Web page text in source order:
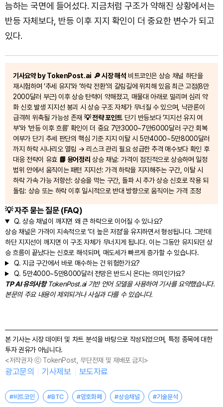
늠하는 국면에 들어섰다. 지금처럼 구조가 약해진 상황에서는
반등 자체보다, 반등 이후 지지 확인이 더 중요한 변수가 되고
있다.
기사요약 by TokenPost.ai 🔎 시장 해석 비트코인은 상승 채널 하단을
재시험하며 ‘추세 유지’와 ‘하락 전환’의 갈림길에 위치해 있음 최근 고점(8만
2000달러 부근) 이후 상승 탄력이 약해졌고, 매물대 아래로 밀리며 심리 약
화 신호 발생 지지선 붕괴 시 상승 구조 자체가 무너질 수 있으며, 낙관론이
급격히 위축될 가능성 존재 💡 전략 포인트단기 반등보다 ‘지지선 유지 여
부’와 ‘반등 이후 흐름’ 확인이 더 중요 7만3000~7만6000달러 구간 회복
여부가 단기 추세 판단의 핵심 기준 지지 이탈 시 5만4000~5만8000달러
까지 하락 시나리오 열림 → 리스크 관리 필요 성급한 추격 매수보다 확인 후
대응 전략이 유효 📘 용어정리 상승 채널: 가격이 점진적으로 상승하며 일정
범위 안에서 움직이는 패턴 지지선: 가격 하락을 지지해주는 구간, 이탈 시
하락 가속 가능 저항선: 상승을 막는 구간, 돌파 시 추가 상승 신호로 작용 되
돌림: 상승 또는 하락 이후 일시적으로 반대 방향으로 움직이는 가격 조정
💡 자주 묻는 질문 (FAQ)
Q. 상승 채널이 깨지면 왜 큰 하락으로 이어질 수 있나요?
상승 채널은 가격이 지속적으로 ‘더 높은 저점’을 유지하면서 형성됩니다. 그런데
하단 지지선이 깨지면 이 구조 자체가 무너지게 됩니다. 이는 그동안 유지되던 상
승 흐름이 끝났다는 신호로 해석되며, 매도세가 빠르게 증가할 수 있습니다.
Q. 지금 구간에서 바로 매수하는 건 위험한가요?
Q. 5만4000~5만8000달러 전망은 반드시 온다는 의미인가요?
TP AI 유의사항TokenPost.ai 기반 언어 모델을 사용하여 기사를 요약했습니다.
본문의 주요 내용이 제외되거나 사실과 다를 수 있습니다.
본 기사는 시장 데이터 및 차트 분석을 바탕으로 작성되었으며, 특정 종목에 대한
투자 권유가 아닙니다.
<저작권자 ⓒ TokenPost, 무단전재 및 재배포 금지>
광고문의 기사제보 보도자료
#비트코인 #BTC #암호화폐 #상승채널 #기술분석